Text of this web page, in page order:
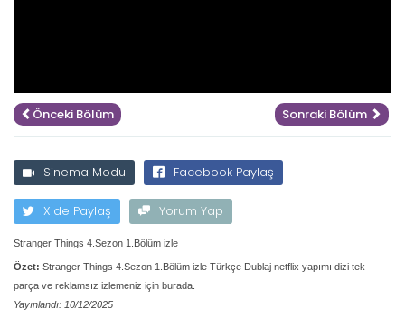
Önceki Bölüm Sonraki Bölüm
Sinema Modu Facebook Paylaş
X'de Paylaş Yorum Yap
Stranger Things 4.Sezon 1.Bölüm izle
Özet: Stranger Things 4.Sezon 1.Bölüm izle Türkçe Dublaj netflix yapımı dizi tek
parça ve reklamsız izlemeniz için burada.
Yayınlandı: 10/12/2025